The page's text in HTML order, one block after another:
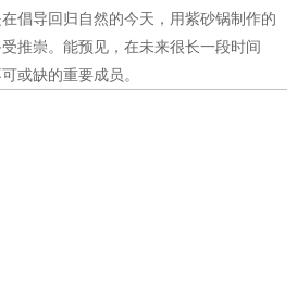
倡导回归自然的今天，用紫砂锅制作的
推崇。能预见，在未来很长一段时间
或缺的重要成员。